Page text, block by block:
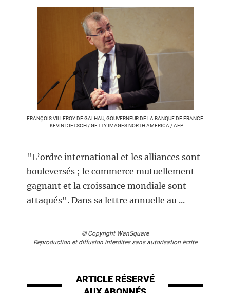
FRANÇOIS VILLEROY DE GALHAU, GOUVERNEUR DE LA BANQUE DE FRANCE
- KEVIN DIETSCH / GETTY IMAGES NORTH AMERICA / AFP
"L’ordre international et les alliances sont
bouleversés ; le commerce mutuellement
gagnant et la croissance mondiale sont
attaqués". Dans sa lettre annuelle au ...
© Copyright WanSquare
Reproduction et diffusion interdites sans autorisation écrite
ARTICLE RÉSERVÉ